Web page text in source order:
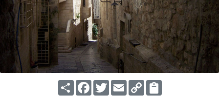
ShareFacebook
TwitterEmailCopy
Link